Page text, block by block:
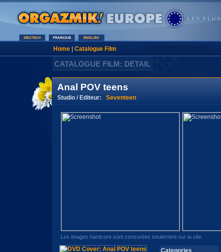
Home| Catalogue Film
CATALOGUE FILM: DETAIL
Anal POV teens
Studio / Editeur: Seventeen
Les images hardcore sont censurées seulement sur la site.
Categories